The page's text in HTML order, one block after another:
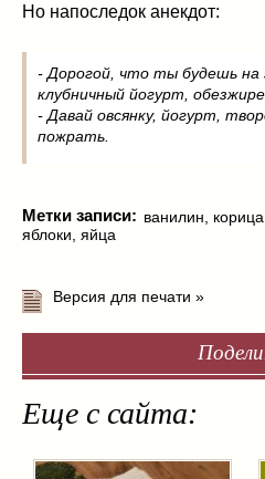
Но напоследок анекдот:
- Дорогой, что ты будешь на
клубничный йогурт,
- Давай овсянку, йогурт,
пожрать.
Метки записи: ванилин корица
яблоки яйца
Версия для печати »
Еще с сайта: